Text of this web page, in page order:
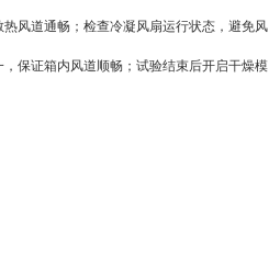
风道通畅；检查冷凝风扇运行状态，避免风
保证箱内风道顺畅；试验结束后开启干燥模